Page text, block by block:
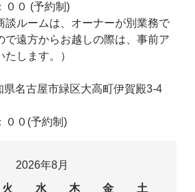
００ (予約制)
ルームは、オーナーが別業務で
で遠方からお越しの際は、事前ア
します。）
県名古屋市緑区大高町伊賀殿3-4
００(予約制)
2026年8月
火 水 木 金 土